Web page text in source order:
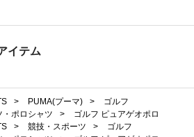
イテム
> PUMA(プーマ) >
ゴルフ
・ポロシャツ >
ゴルフ ピュアゲオポロ
> 競技・スポーツ >
ゴルフ